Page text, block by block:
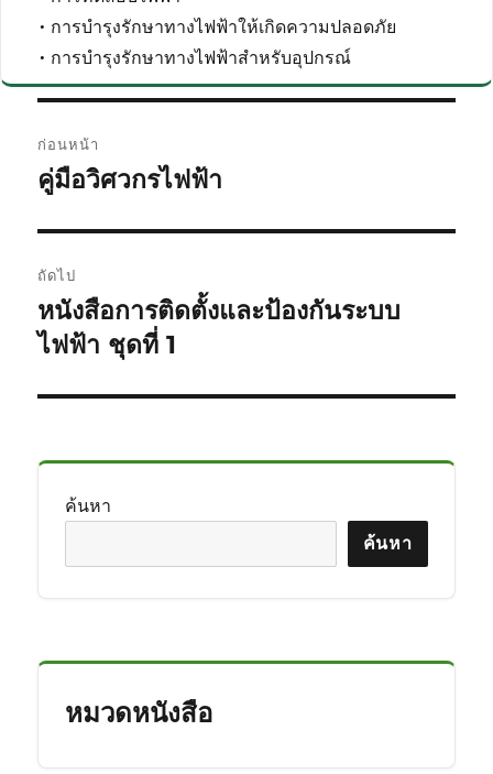
• การบำรุงรักษาทางไฟฟ้าให้เกิดความปลอดภัย
• การบำรุงรักษาทางไฟฟ้าสำหรับอุปกรณ์
เรื่อง
ก่อนหน้า
เรื่อง
หน้า:
คู่มือวิศวกรไฟฟ้า
ถัดไป
เรื่อง
ต่อ
หนังสือการติดตั้งและป้องกันระบบ
ไฟฟ้า ชุดที่ 1
ค้นหา
ค้นหา
หมวดหนังสือ